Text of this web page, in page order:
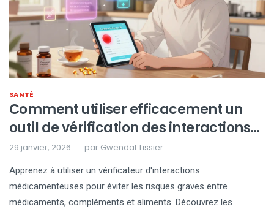
SANTÉ
Comment utiliser efficacement un
outil de vérification des interactions
médicamenteuses
29 janvier, 2026 par Gwendal Tissier
Apprenez à utiliser un vérificateur d'interactions
médicamenteuses pour éviter les risques graves entre
médicaments, compléments et aliments. Découvrez les